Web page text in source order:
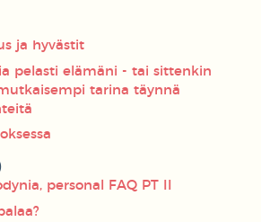
ja hyvästit
pelasti elämäni - tai sittenkin
tarina täynnä
personal FAQ PT II